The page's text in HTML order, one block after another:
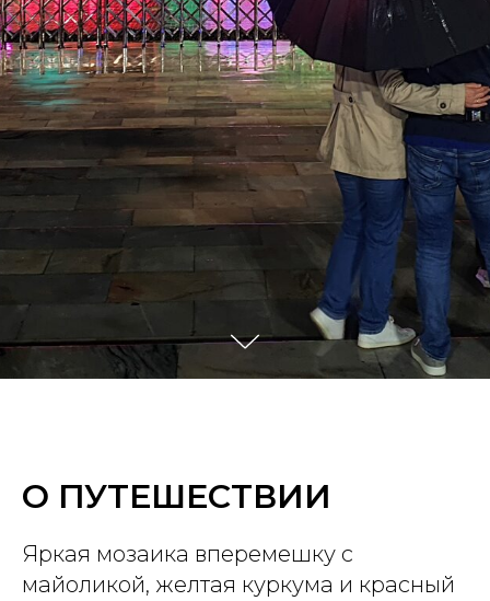
О ПУТЕШЕСТВИИ
Яркая мозаика вперемешку с
майоликой, желтая куркума и красный